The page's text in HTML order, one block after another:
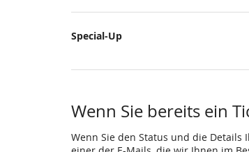
Special-Up
Wenn Sie bereits ein
Wenn Sie den Status und die